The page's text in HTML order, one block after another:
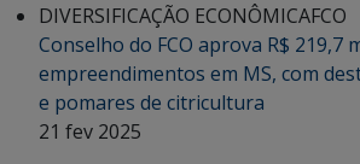
DIVERSIFICAÇÃO ECONÔMICAFCO
Conselho do FCO aprova R$ 219,7
empreendimentos em MS, com
e pomares de citricultura
21 fev 2025